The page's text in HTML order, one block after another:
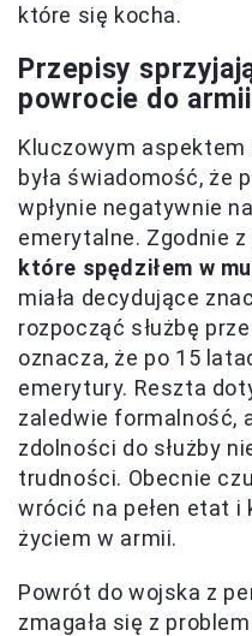
które się kocha.
Przepisy
powrocie do armii
Kluczowym
była świadomość, że
wpłynie negatywnie
emerytalne. Zgodnie
które spędziłem w
miała decydujące
rozpocząć służbę
oznacza, że po 15
emerytury. Reszta
zaledwie formalność,
zdolności do służby
trudności. Obecnie
wrócić na pełen etat i
życiem w armii.
Powrót do wojska z
zmagała się z